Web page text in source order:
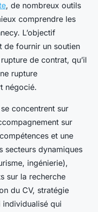
, de nombreux outils
comprendre les
L’objectif
de fournir un soutien
de contrat, qu’il
rupture
négocié.
concentrent sur
sur
et une
secteurs dynamiques
ingénierie),
sur la recherche
du CV, stratégie
individualisé qui